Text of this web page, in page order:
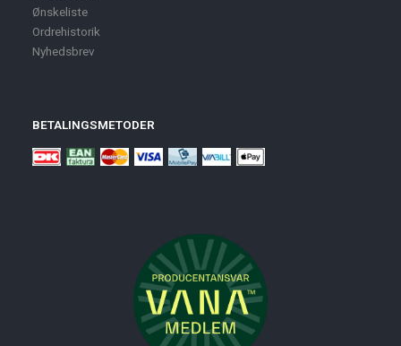
Ønskeliste
Ordrehistorik
Nyhedsbrev
BETALINGSMETODER